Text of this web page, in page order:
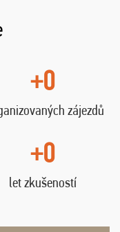
+0
zájezdů
+0
let zkušeností